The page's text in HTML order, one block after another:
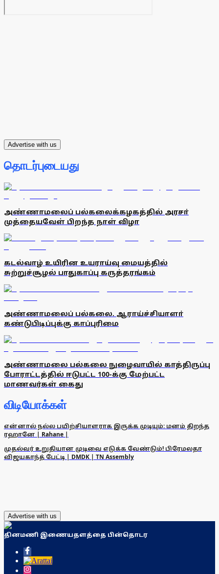
Advertise with us
தொடர்புடையது
அண்ணாமலைப் பல்கலைக்கழகத்தில் அரசா்
முத்தையவேள் பிறந்த நாள் விழா
கடல்வாழ் உயிரின உயராய்வு மையத்தில்
சுற்றுச்சூழல் பாதுகாப்பு கருத்தரங்கம்
அண்ணாமலைப் பல்கலை. ஆராய்ச்சியாளா்
கண்டுபிடிப்புக்கு காப்புரிமை
அண்ணாமலை பல்கலை நுழைவாயில் காத்திருப்பு
போராட்டத்தில் ஈடுபட்ட 100-க்கு மேற்பட்ட
மாணவர்கள் கைது
விடியோக்கள்
என்னால் நல்ல பயிற்சியாளராக இருக்க முடியும்: மனம் திறந்த
ரஹானே | Rahane |
முதல்வர் உறுதியான முடிவை எடுக்க வேண்டும்! பிரேமலதா
விஜயகாந்த் பேட்டி | DMDK | TN Assembly
Advertise with us
தினமணி இணையதளத்தை பின்தொடர